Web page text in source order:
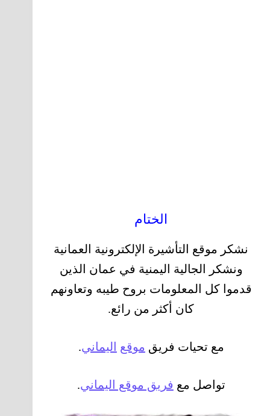
الختام
نشكر موقع التأشيرة الإلكترونية العمانية
ونشكر الجالية اليمنية في عمان الذين
قدموا كل المعلومات بروح طيبه وتعاونهم
كان أكثر من رائع.
مع تحيات فريق موقع اليماني.
تواصل مع فريق موقع اليماني.